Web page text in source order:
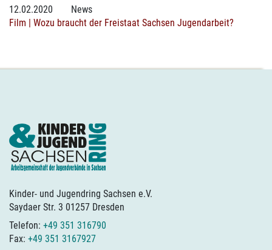
12.02.2020
News
Film | Wozu braucht der Freistaat Sachsen Jugendarbeit?
Kinder- und Jugendring Sachsen e.V.
Saydaer Str. 3 01257 Dresden
Telefon: +49 351 316790
Fax: +49 351 3167927